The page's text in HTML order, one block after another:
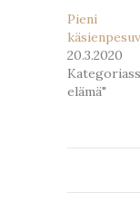
Pieni
20.3.2020
elämä"